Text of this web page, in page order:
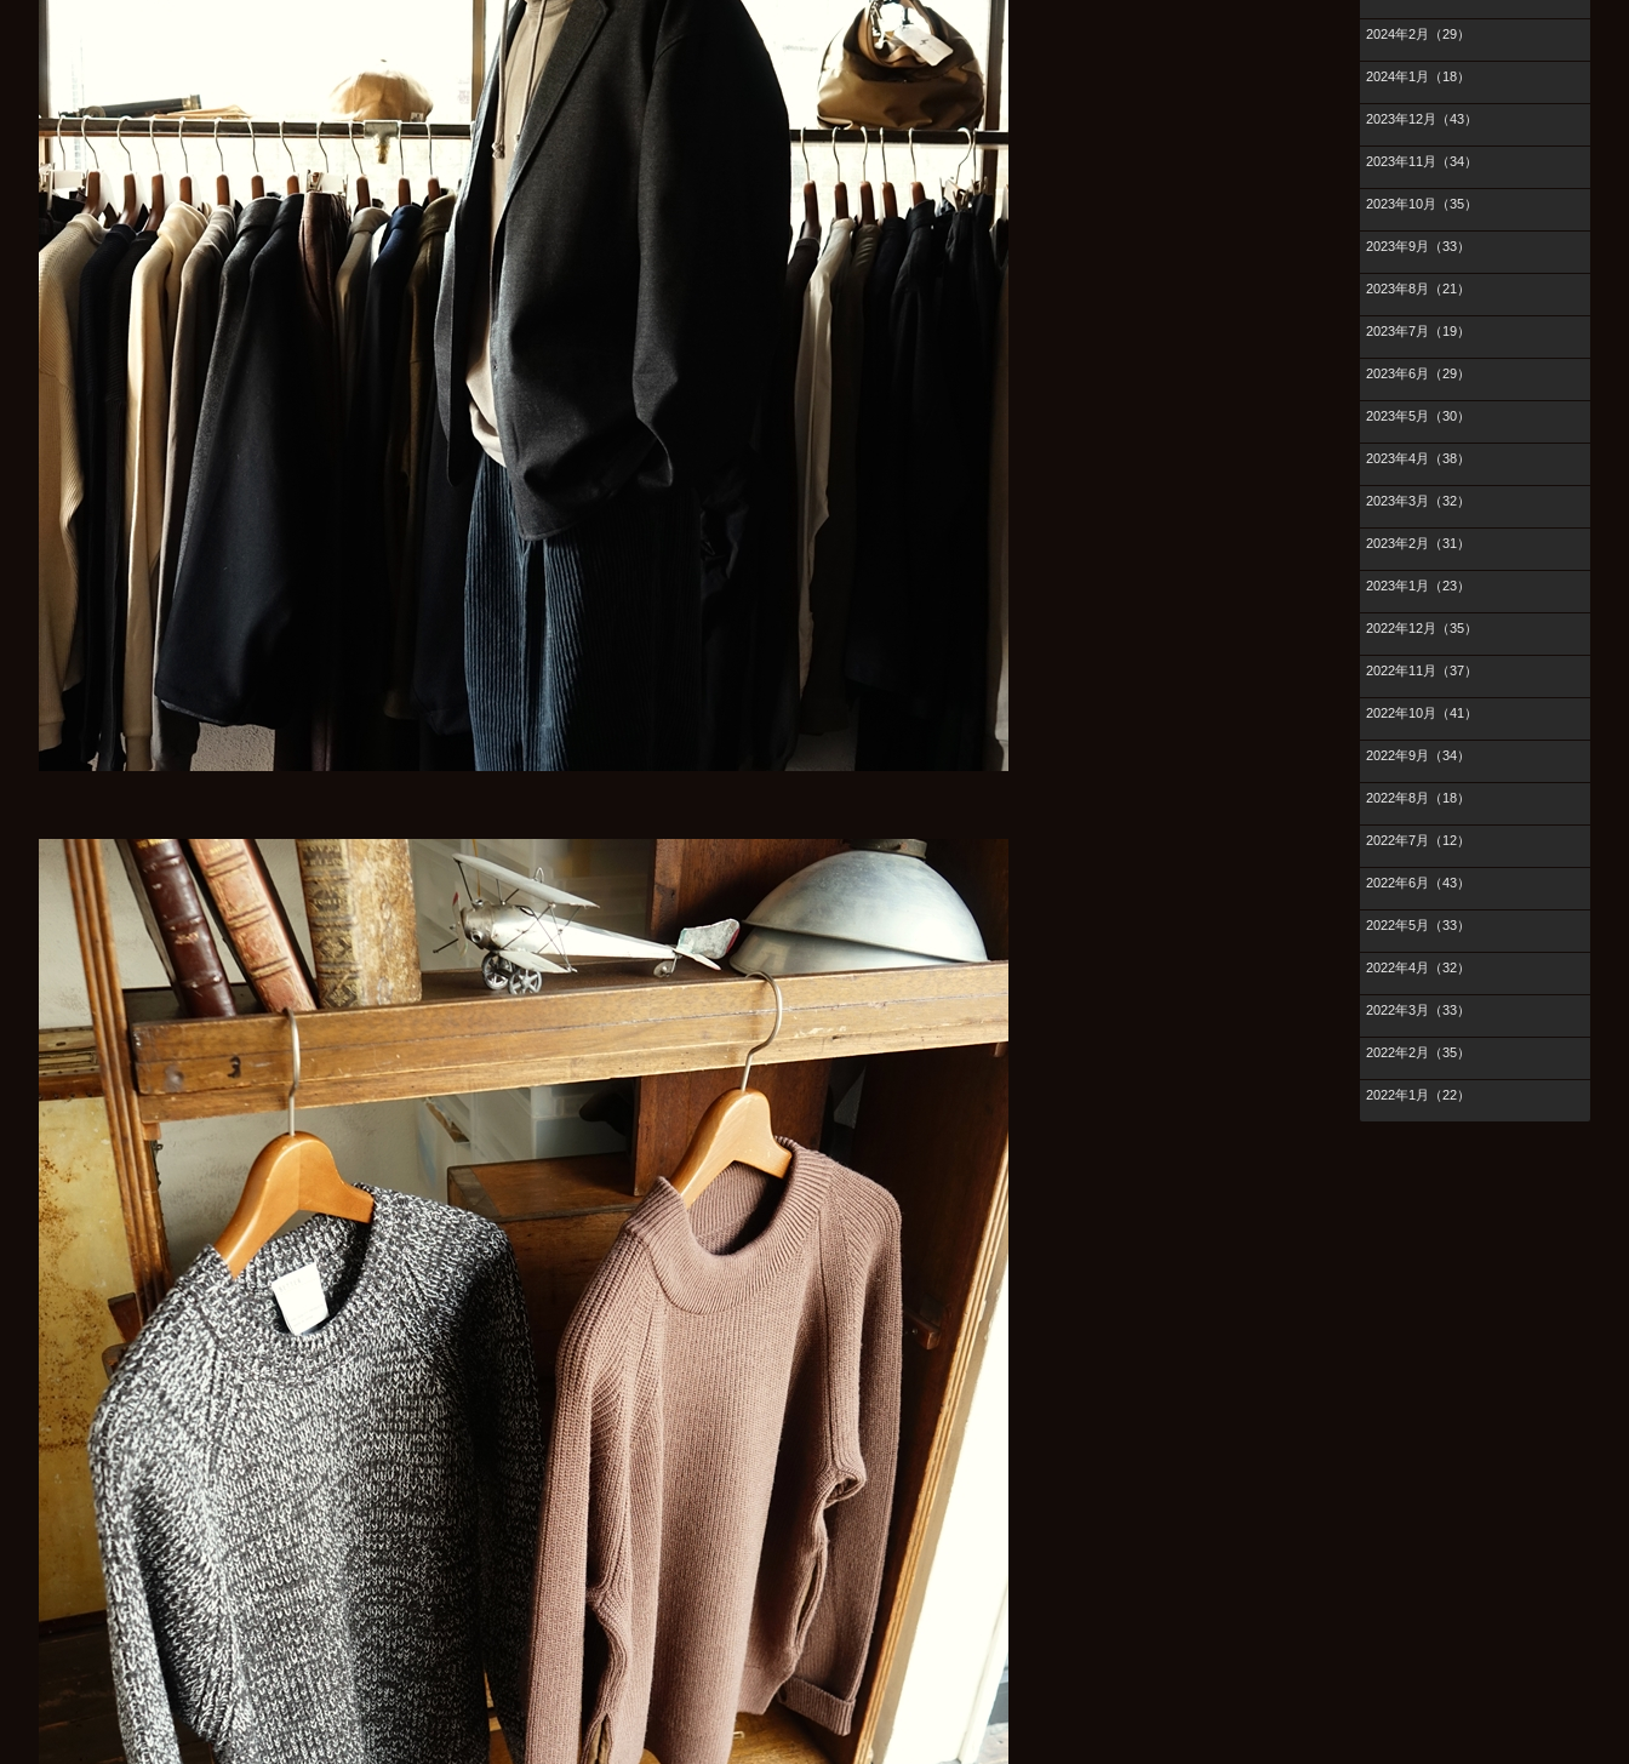
2024年2月（29）
2024年1月（18）
2023年12月（43）
2023年11月（34）
2023年10月（35）
2023年9月（33）
2023年8月（21）
2023年7月（19）
2023年6月（29）
2023年5月（30）
2023年4月（38）
2023年3月（32）
2023年2月（31）
2023年1月（23）
2022年12月（35）
2022年11月（37）
2022年10月（41）
2022年9月（34）
2022年8月（18）
2022年7月（12）
2022年6月（43）
2022年5月（33）
2022年4月（32）
2022年3月（33）
2022年2月（35）
2022年1月（22）